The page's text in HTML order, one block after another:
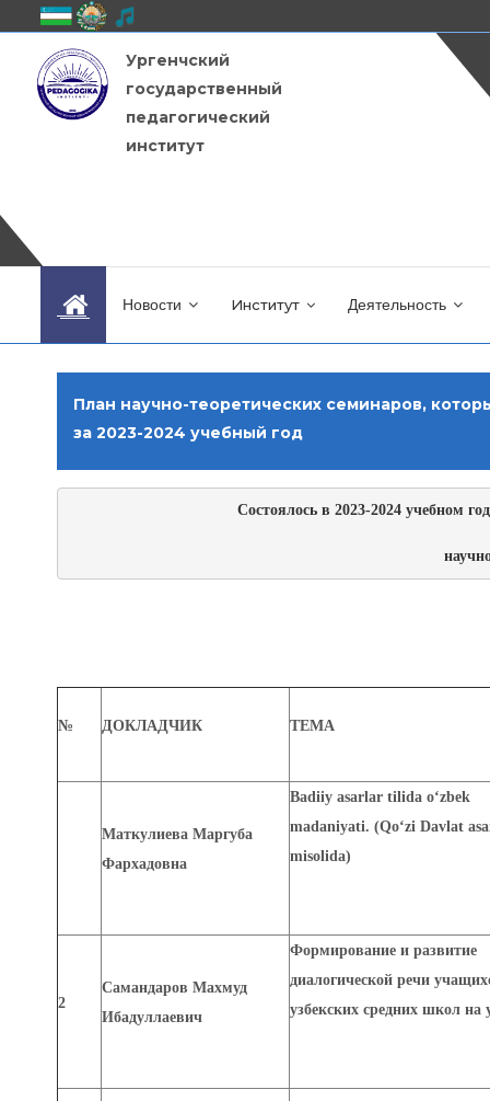
Ургенчский
государственный
педагогический
институт
Новости Институт Деятельность
План научно-теоретических семинаров,
за 2023-2024 учебный год
Состоялось в 2023-2024 учебном
№ ДОКЛАДЧИК ТЕМА
Маткулиева Маргуба
Фархадовна
Badiiy asarlar tilida o‘zbek
madaniyati. (Qo‘zi Davlat
misolida)
2
Самандаров Махмуд
Ибадуллаевич
Формирование и развитие
диалогической речи
узбекских средних школ на